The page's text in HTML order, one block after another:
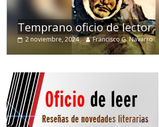
Temprano oficio de lector
2 noviembre, 2024 Francisco G. Navarro